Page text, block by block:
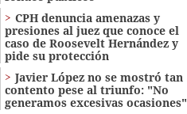
CPH denuncia amenazas y
presiones al juez que conoce el
caso de Roosevelt Hernández y
pide su protección
Javier López no se mostró tan
contento pese al triunfo: "No
generamos excesivas ocasiones"